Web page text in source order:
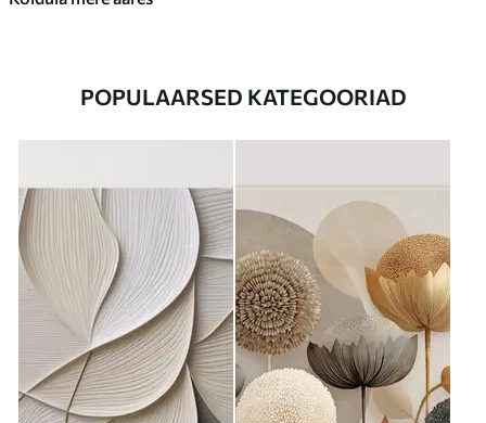
POPULAARSED KATEGOORIAD